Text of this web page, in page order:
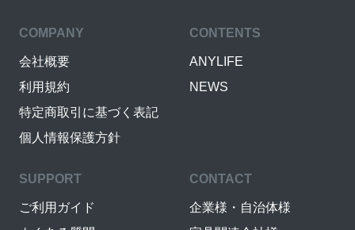
COMPANY
会社概要
利用規約
特定商取引に基づく表記
個人情報保護方針
CONTENTS
ANYLIFE
NEWS
SUPPORT
ご利用ガイド
CONTACT
企業様・自治体様